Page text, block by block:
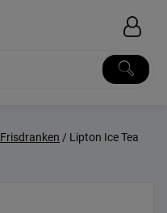
Frisdranken / Lipton Ice Tea